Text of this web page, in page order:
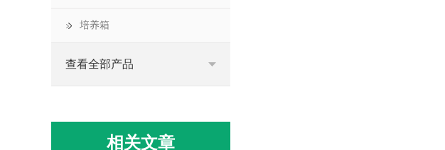
培养箱
查看全部产品
相关文章